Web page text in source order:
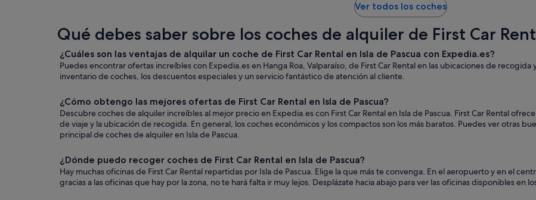
Ver todos los coches
Qué debes saber sobre los coches de alquiler de First Car
¿Cuáles son las ventajas de alquilar un coche de First Car Rental en Isla de Pascua con Expedia.es?
Puedes encontrar ofertas increíbles con Expedia.es en Hanga Roa, Valparaíso, de First Car Rental en las ubicaciones de
inventario de coches, los descuentos especiales y un servicio fantástico de atención al cliente.
¿Cómo obtengo las mejores ofertas de First Car Rental en Isla de Pascua?
Descubre coches de alquiler increíbles al mejor precio en Expedia.es con First Car Rental en Isla de Pascua. First Car Rental
de viaje y la ubicación de recogida. En general, los coches económicos y los compactos son los más baratos. Puedes ver otras
principal de coches de alquiler en Isla de Pascua.
¿Dónde puedo recoger coches de First Car Rental en Isla de Pascua?
Hay muchas oficinas de First Car Rental repartidas por Isla de Pascua. Elige la que más te convenga. En el aeropuerto y en el
gracias a las oficinas que hay por la zona, no te hará falta ir muy lejos. Desplázate hacia abajo para ver las oficinas disponibles en